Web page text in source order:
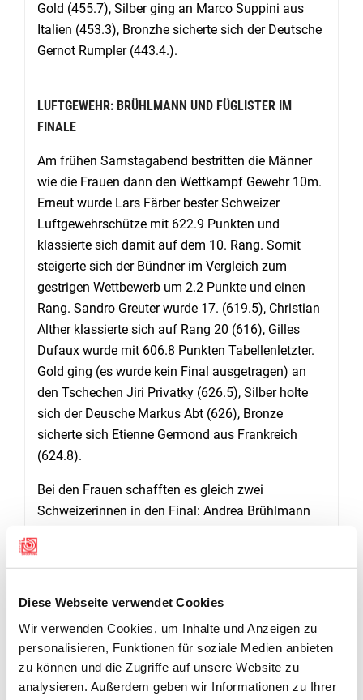
Diese Webseite verwendet Cookies
Wir verwenden Cookies, um Inhalte und Anzeigen zu
personalisieren, Funktionen für soziale Medien anbieten
zu können und die Zugriffe auf unsere Website zu
analysieren. Außerdem geben wir Informationen zu Ihrer
Gold (455.7), Silber ging an Marco Suppini aus
Italien (453.3), Bronzhe sicherte sich der Deutsche
Gernot Rumpler (443.4.).
LUFTGEWEHR: BRÜHLMANN UND FÜGLISTER IM
FINALE
Am frühen Samstagabend bestritten die Männer
wie die Frauen dann den Wettkampf Gewehr 10m.
Erneut wurde Lars Färber bester Schweizer
Luftgewehrschütze mit 622.9 Punkten und
klassierte sich damit auf dem 10. Rang. Somit
steigerte sich der Bündner im Vergleich zum
gestrigen Wettbewerb um 2.2 Punkte und einen
Rang. Sandro Greuter wurde 17. (619.5), Christian
Alther klassierte sich auf Rang 20 (616), Gilles
Dufaux wurde mit 606.8 Punkten Tabellenletzter.
Gold ging (es wurde kein Final ausgetragen) an
den Tschechen Jiri Privatky (626.5), Silber holte
sich der Deusche Markus Abt (626), Bronze
sicherte sich Etienne Germond aus Frankreich
(624.8).
Bei den Frauen schafften es gleich zwei
Schweizerinnen in den Final: Andrea Brühlmann
Füglistger auf Ranf fünf mit gerade mal zwei
Zehntel Rückstand. Im Finale dann sollte es nicht
wurde Sechste, Füglister folgt auf dem siebten
Schlussrang.
Chiara Leone zeigte mit 619.7 Punkten ein sehr